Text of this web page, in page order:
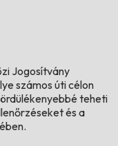
Jogosítvány
számos úti célon
teheti
és a